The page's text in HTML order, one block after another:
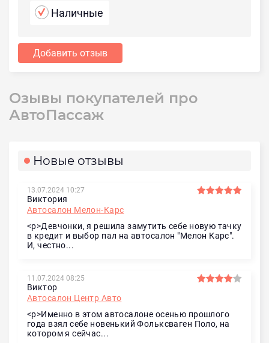
Наличные
Добавить отзыв
Озывы покупателей про
АвтоПассаж
Новые отзывы
13.07.2024 10:27
Виктория
Автосалон Мелон-Карс
<p>Девчонки, я решила замутить себе новую тачку
в кредит и выбор пал на автосалон "Мелон Карс".
И, честно...
11.07.2024 08:25
Виктор
Автосалон Центр Авто
<p>Именно в этом автосалоне осенью прошлого
года взял себе новенький Фольксваген Поло, на
котором я сейчас...